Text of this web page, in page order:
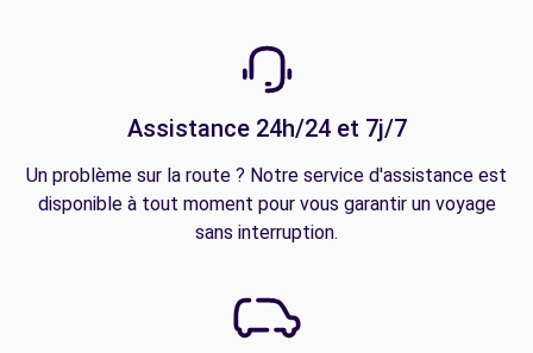
Assistance 24h/24 et 7j/7
Un problème sur la route ? Notre service d'assistance est
disponible à tout moment pour vous garantir un voyage
sans interruption.